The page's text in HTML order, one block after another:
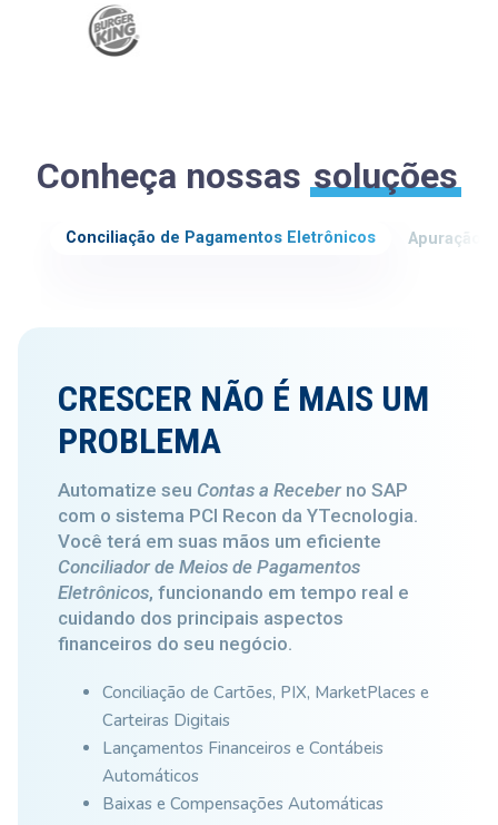
Conheça nossas soluções
Apuração
CRESCER NÃO É MAIS UM
PROBLEMA
Automatize seu Contas a Receberno SAP
com o sistema PCI Recon da YTecnologia.
Você terá em suas mãos um eficiente
Conciliador de Meios de Pagamentos
Eletrônicos, funcionando em tempo real e
cuidando dos principais aspectos
financeiros do seu negócio.
Conciliação de Cartões, PIX, MarketPlaces e
Carteiras Digitais
Lançamentos Financeiros e Contábeis
Automáticos
Baixas e Compensações Automáticas